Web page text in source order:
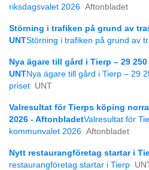
riksdagsvalet 2026 Aftonbladet
Störning i trafiken på grund av
UNTStörning i trafiken på grund av
Nya ägare till gård i Tierp – 29
UNTNya ägare till gård i Tierp – 29
priset UNT
Valresultat för Tierps köping
2026 - AftonbladetValresultat för
kommunvalet 2026 Aftonbladet
Nytt restaurangföretag startar i
restaurangföretag startar i Tierp